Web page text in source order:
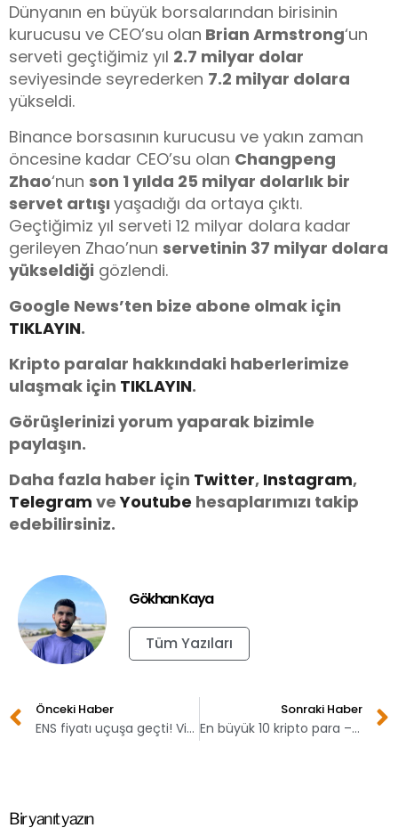
Dünyanın en büyük borsalarından birisinin
kurucusu ve CEO’su olan Brian Armstrong‘un
serveti geçtiğimiz yıl 2.7 milyar dolar
seviyesinde seyrederken 7.2 milyar dolara
yükseldi.
Binance borsasının kurucusu ve yakın zaman
öncesine kadar CEO’su olan Changpeng
Zhao‘nun son 1 yılda 25 milyar dolarlık bir
servet artışı yaşadığı da ortaya çıktı.
Geçtiğimiz yıl serveti 12 milyar dolara kadar
gerileyen Zhao’nun servetinin 37 milyar dolara
yükseldiği gözlendi.
Google News’ten bize abone olmak için
TIKLAYIN.
Kripto paralar hakkındaki haberlerimize
ulaşmak için TIKLAYIN.
Görüşlerinizi yorum yaparak bizimle
paylaşın.
Daha fazla haber için Twitter, Instagram,
Telegram veYoutube hesaplarımızı takip
edebilirsiniz.
Gökhan Kaya
Tüm Yazıları
Önceki Haber
ENS fiyatı uçuşa geçti! Vitalik’ten dikkat çeken açıklama
Sonraki Haber
En büyük 10 kripto para – 7 Ocak
Bir yanıt yazın